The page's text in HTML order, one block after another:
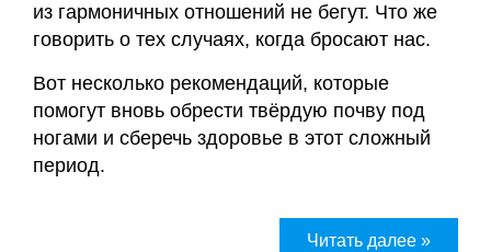
Об
авторе
Галины
из гармоничных отношений не бегут. Что же
говорить о тех случаях, когда бросают нас.
Вот несколько рекомендаций, которые
помогут вновь обрести твёрдую почву под
ногами и сберечь здоровье в этот сложный
период.
Читать далее »